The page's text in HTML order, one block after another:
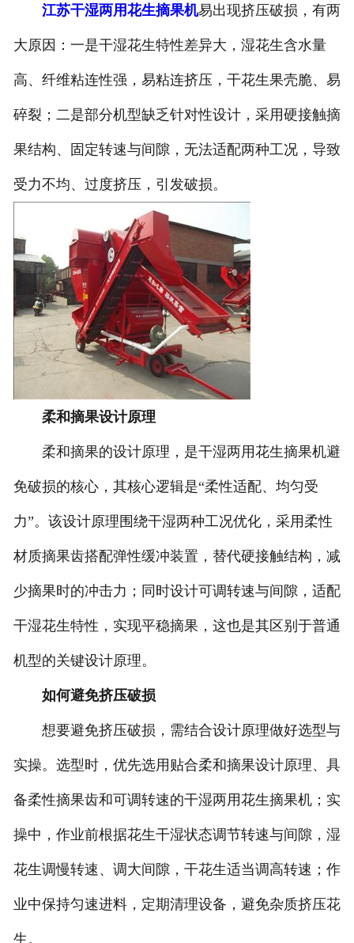
江苏干湿两用花生摘果机易出现挤压破损，有两
大原因：一是干湿花生特性差异大，湿花生含水量
高、纤维粘连性强，易粘连挤压，干花生果壳脆、易
碎裂；二是部分机型缺乏针对性设计，采用硬接触摘
果结构、固定转速与间隙，无法适配两种工况，导致
受力不均、过度挤压，引发破损。
柔和摘果设计原理
柔和摘果的设计原理，是干湿两用花生摘果机避
免破损的核心，其核心逻辑是“柔性适配、均匀受
力”。该设计原理围绕干湿两种工况优化，采用柔性
材质摘果齿搭配弹性缓冲装置，替代硬接触结构，减
少摘果时的冲击力；同时设计可调转速与间隙，适配
干湿花生特性，实现平稳摘果，这也是其区别于普通
机型的关键设计原理。
如何避免挤压破损
想要避免挤压破损，需结合设计原理做好选型与
实操。选型时，优先选用贴合柔和摘果设计原理、具
备柔性摘果齿和可调转速的干湿两用花生摘果机；实
操中，作业前根据花生干湿状态调节转速与间隙，湿
花生调慢转速、调大间隙，干花生适当调高转速；作
业中保持匀速进料，定期清理设备，避免杂质挤压花
生。